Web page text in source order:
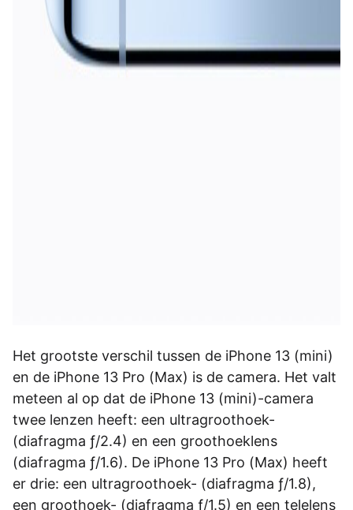
Het grootste verschil tussen de iPhone 13 (mini)
en de iPhone 13 Pro (Max) is de camera. Het valt
meteen al op dat de iPhone 13 (mini)-camera
twee lenzen heeft: een ultragroothoek-
(diafragma ƒ/2.4) en een groothoeklens
(diafragma ƒ/1.6). De iPhone 13 Pro (Max) heeft
er drie: een ultragroothoek- (diafragma ƒ/1.8),
een groothoek- (diafragma ƒ/1.5) en een telelens